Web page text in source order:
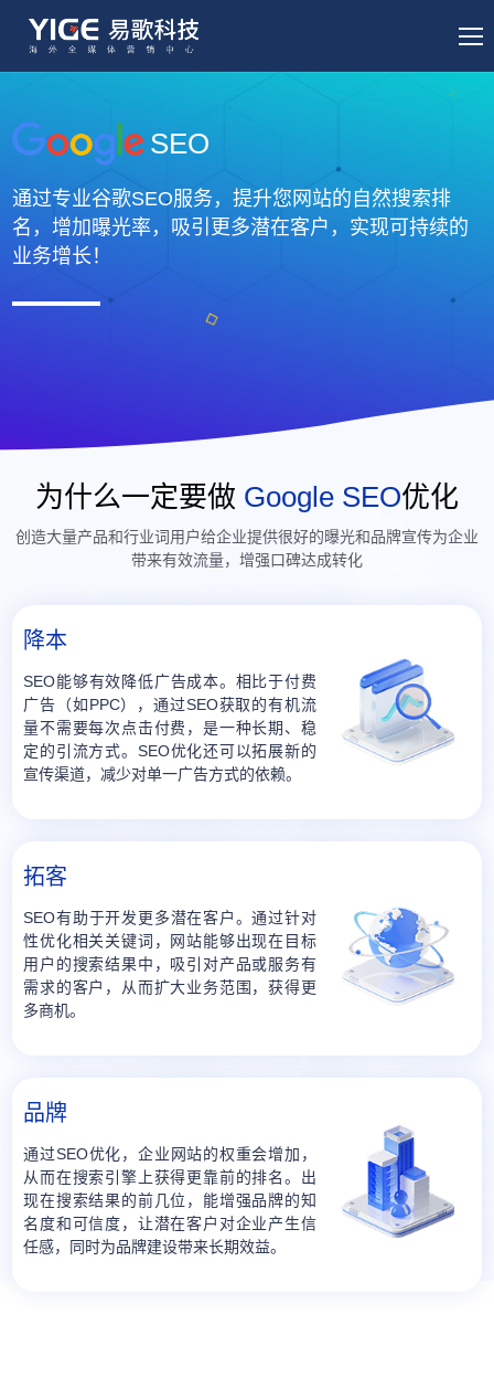
SEO
通过专业谷歌SEO服务，提升您网站的自然搜索排
名，增加曝光率，吸引更多潜在客户，实现可持续的
业务增长！
为什么一定要做 Google SEO优化
创造大量产品和行业词用户给企业提供很好的曝光和品牌宣传为企业
带来有效流量，增强口碑达成转化
降本
SEO能够有效降低广告成本。相比于付费
广告（如PPC），通过SEO获取的有机流
量不需要每次点击付费，是一种长期、稳
定的引流方式。SEO优化还可以拓展新的
宣传渠道，减少对单一广告方式的依赖。
拓客
SEO有助于开发更多潜在客户。通过针对
性优化相关关键词，网站能够出现在目标
用户的搜索结果中，吸引对产品或服务有
需求的客户，从而扩大业务范围，获得更
多商机。
品牌
通过SEO优化，企业网站的权重会增加，
从而在搜索引擎上获得更靠前的排名。出
现在搜索结果的前几位，能增强品牌的知
名度和可信度，让潜在客户对企业产生信
任感，同时为品牌建设带来长期效益。